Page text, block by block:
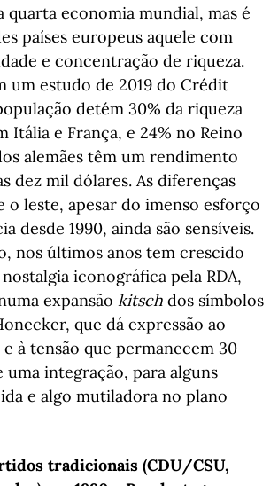
quarta economia mundial, mas é
países europeus aquele com
e concentração de riqueza.
um estudo de 2019 do Crédit
detém 30% da riqueza
Itália e França, e 24% no Reino
alemães têm um rendimento
dez mil dólares. As diferenças
o leste, apesar do imenso esforço
desde 1990, ainda são sensíveis.
nos últimos anos tem crescido
iconográfica pela RDA,
expansão kitsch dos símbolos
que dá expressão ao
à tensão que permanecem 30
uma integração, para alguns
e algo mutiladora no plano
tradicionais (CDU/CSU,